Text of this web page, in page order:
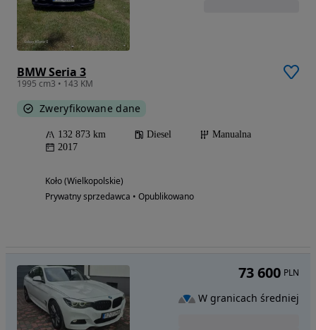
BMW Seria 3
1995 cm3 • 143 KM
Zweryfikowane dane
132 873 km Diesel
Manualna
2017
Koło (Wielkopolskie)
Prywatny sprzedawca • Opublikowano
73 600 PLN
W granicach średniej